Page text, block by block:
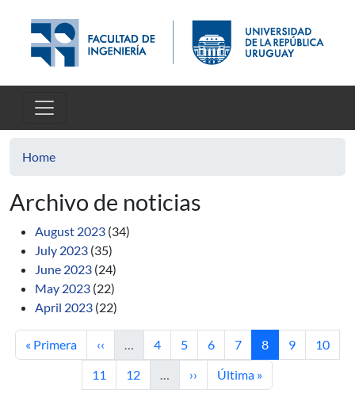
Home
Archivo de noticias
August 2023 (34)
July 2023 (35)
June 2023 (24)
May 2023 (22)
April 2023 (22)
First page
« Primera Previous page
‹‹ … Page
4 Page
5 Page
6 Page
7 Current page
8 Page
9 Page
10
Page
11 Page
12 … Next page
›› Last page
Última »